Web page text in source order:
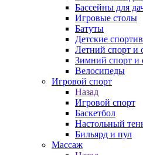
Бассейны для
Игровые столы
Батуты
Детские
Летний спорт и
Зимний спорт и
Велосипеды
Игровой спорт
Назад
Игровой спорт
Баскетбол
Настольный
Бильярд и пул
Массаж